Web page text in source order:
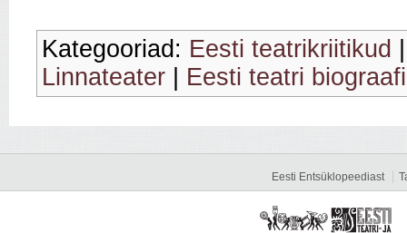
Kategooriad: Eesti teatrikriitikud
Linnateater
Eesti teatri
Eesti Entsüklopeediast